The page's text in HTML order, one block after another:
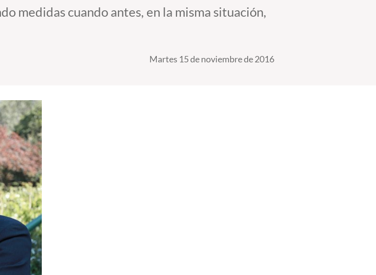
medidas cuando antes, en la misma situación,
Martes 15 de noviembre de 2016